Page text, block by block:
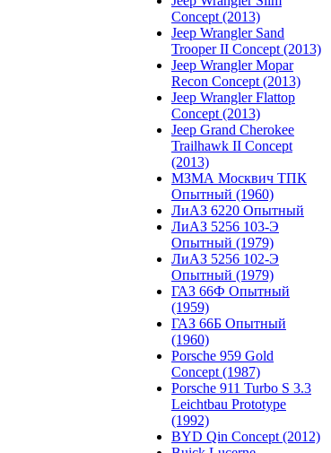
Concept (2013)
Jeep Wrangler Sand
Trooper II Concept (2013)
Jeep Wrangler Mopar
Recon Concept (2013)
Jeep Wrangler Flattop
Concept (2013)
Jeep Grand Cherokee
Trailhawk II Concept
(2013)
МЗМА Москвич ТПК
Опытный (1960)
ЛиАЗ 6220 Опытный
ЛиАЗ 5256 103-Э
Опытный (1979)
ЛиАЗ 5256 102-Э
Опытный (1979)
ГАЗ 66Ф Опытный
(1959)
ГАЗ 66Б Опытный
(1960)
Porsche 959 Gold
Concept (1987)
Porsche 911 Turbo S 3.3
Leichtbau Prototype
(1992)
BYD Qin Concept (2012)